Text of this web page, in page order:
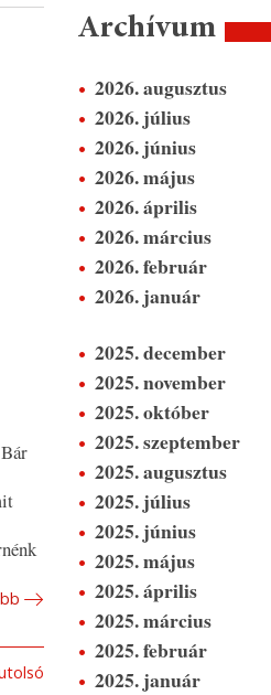
Archívum
2026. augusztus
2026. július
2026. június
2026. május
2026. április
2026. március
2026. február
2026. január
2025. december
2025. november
2025. október
2025. szeptember
2025. augusztus
2025. július
2025. június
2025. május
2025. április
2025. március
2025. február
2025. január